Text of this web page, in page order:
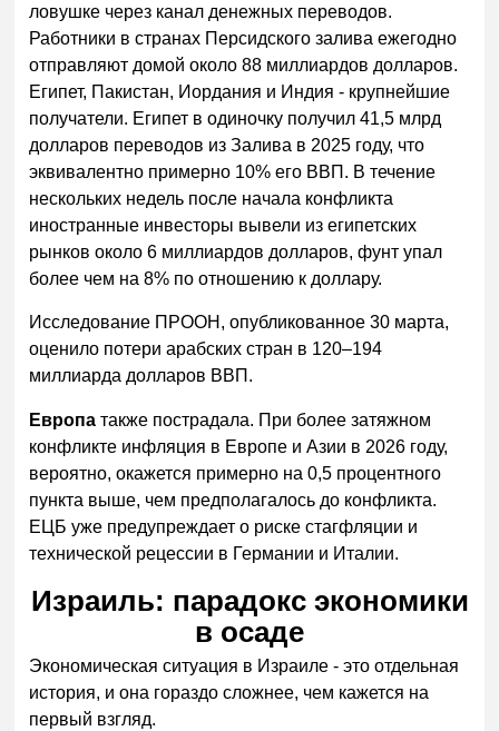
ловушке через канал денежных переводов.
Работники в странах Персидского залива ежегодно
отправляют домой около 88 миллиардов долларов.
Египет, Пакистан, Иордания и Индия - крупнейшие
получатели. Египет в одиночку получил 41,5 млрд
долларов переводов из Залива в 2025 году, что
эквивалентно примерно 10% его ВВП. В течение
нескольких недель после начала конфликта
иностранные инвесторы вывели из египетских
рынков около 6 миллиардов долларов, фунт упал
более чем на 8% по отношению к доллару.
Исследование ПРООН, опубликованное 30 марта,
оценило потери арабских стран в 120–194
миллиарда долларов ВВП.
Европа также пострадала. При более затяжном
конфликте инфляция в Европе и Азии в 2026 году,
вероятно, окажется примерно на 0,5 процентного
пункта выше, чем предполагалось до конфликта.
ЕЦБ уже предупреждает о риске стагфляции и
технической рецессии в Германии и Италии.
Израиль: парадокс экономики
в осаде
Экономическая ситуация в Израиле - это отдельная
история, и она гораздо сложнее, чем кажется на
первый взгляд.